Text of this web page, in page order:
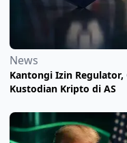
News
Kantongi Izin
Kustodian Kripto di AS